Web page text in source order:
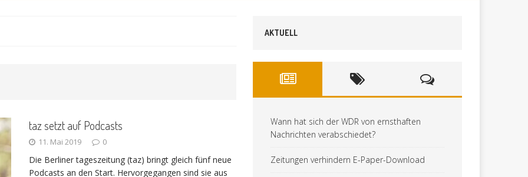
Interview mit KI TECHNIK
sich der WDR von ernsthaften Nachrichten
taz setzt auf Podcasts
11. Mai 2019 0
Die Berliner tageszeitung (taz) bringt gleich fünf neue
Podcasts an den Start. Hervorgegangen sind sie aus
AKTUELL
Wann hat sich der WDR von ernsthaften
Nachrichten verabschiedet?
Zeitungen verhindern E-Paper-Download